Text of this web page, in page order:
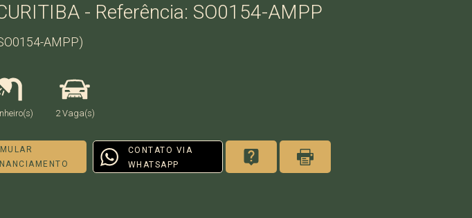
- Referência: SO0154-AMPP
AMPP)
2 Vaga(s)
CONTATO VIA
WHATSAPP